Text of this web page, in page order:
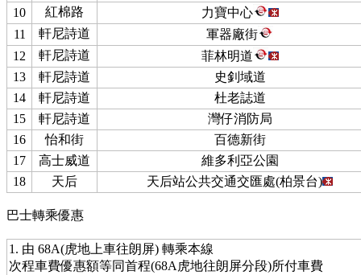
10
紅棉路
力寶中心
11
軒尼詩道
軍器廠街
12
軒尼詩道
菲林明道
13
軒尼詩道
史釗域道
14
軒尼詩道
杜老誌道
15
軒尼詩道
灣仔消防局
16
怡和街
百德新街
17
高士威道
維多利亞公園
18
天后 天后站公共交通交匯處(柏景台)
巴士轉乘優惠
1. 由 68A(虎地上車往朗屏) 轉乘本線
次程車費優惠額等同首程(68A虎地往朗屏分段)所付車費